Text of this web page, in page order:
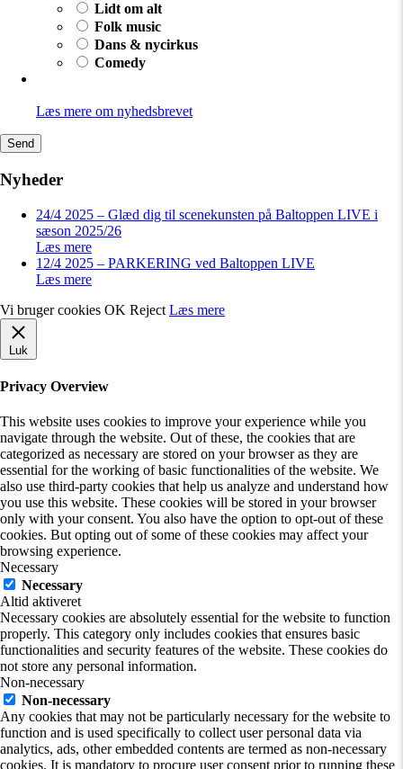
Lidt om alt
Folk music
Dans & nycirkus
Comedy
Læs mere om nyhedsbrevet
Send
Nyheder
24/4 2025 – Glæd dig til scenekunsten på Baltoppen LIVE i
sæson 2025/26
Læs mere
12/4 2025 – PARKERING ved Baltoppen LIVE
Læs mere
Vi bruger cookies OK Reject Læs mere
Luk
Privacy Overview
This website uses cookies to improve your experience while you
navigate through the website. Out of these, the cookies that are
categorized as necessary are stored on your browser as they are
essential for the working of basic functionalities of the website. We
also use third-party cookies that help us analyze and understand how
you use this website. These cookies will be stored in your browser
only with your consent. You also have the option to opt-out of these
cookies. But opting out of some of these cookies may affect your
browsing experience.
Necessary
Necessary
Altid aktiveret
Necessary cookies are absolutely essential for the website to function
properly. This category only includes cookies that ensures basic
functionalities and security features of the website. These cookies do
not store any personal information.
Non-necessary
Non-necessary
Any cookies that may not be particularly necessary for the website to
function and is used specifically to collect user personal data via
analytics, ads, other embedded contents are termed as non-necessary
cookies. It is mandatory to procure user consent prior to running these